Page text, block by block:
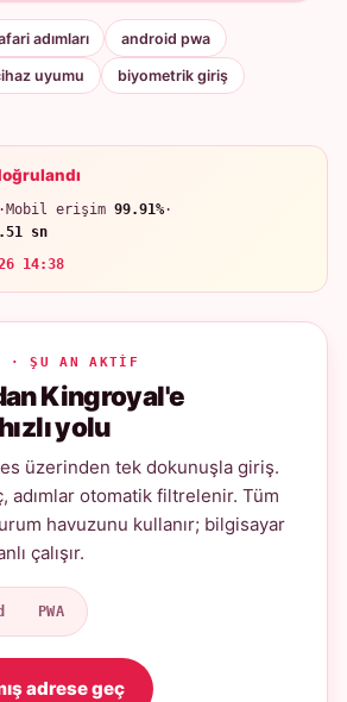
adımları android pwa
uyumu biyometrik giriş
Mobil erişim 99.91%·
sn
14:38
ŞU AN AKTIF
Kingroyal'e
yolu
üzerinden tek dokunuşla giriş.
adımlar otomatik filtrelenir. Tüm
havuzunu kullanır; bilgisayar
çalışır.
PWA
adrese geç